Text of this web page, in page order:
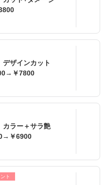
デザインカット
￥7800
カラー＋サラ艶
￥6900
ト